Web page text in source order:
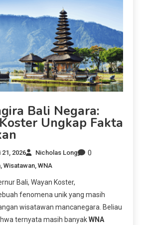
Bali Negara:
Ungkap Fakta
2026 Nicholas Long 0
Wisatawan WNA
Bali, Wayan Koster,
fenomena unik yang masih
wisatawan mancanegara. Beliau
ternyata masih banyakWNA